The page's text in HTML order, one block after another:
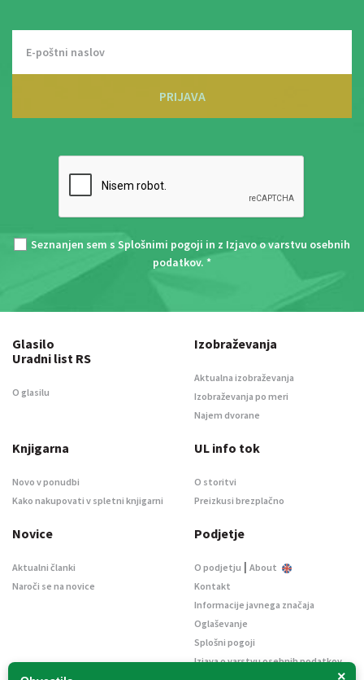
PRIJAVA
Seznanjen sem s Splošnimi pogoji in z Izjavo o varstvu osebnih
podatkov. *
×
Glasilo
Uradni list RS
O glasilu
Izobraževanja
Aktualna izobraževanja
Izobraževanja po meri
Najem dvorane
Knjigarna
Novo v ponudbi
Kako nakupovati v spletni knjigarni
UL info tok
O storitvi
Preizkusi brezplačno
Novice
Aktualni članki
Naroči se na novice
Podjetje
O podjetju | About
Kontakt
Informacije javnega značaja
Oglaševanje
Splošni pogoji
Izjava o varstvu osebnih podatkov